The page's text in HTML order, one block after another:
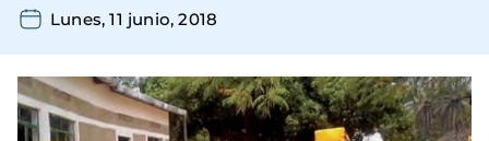
Lunes, 11 junio, 2018